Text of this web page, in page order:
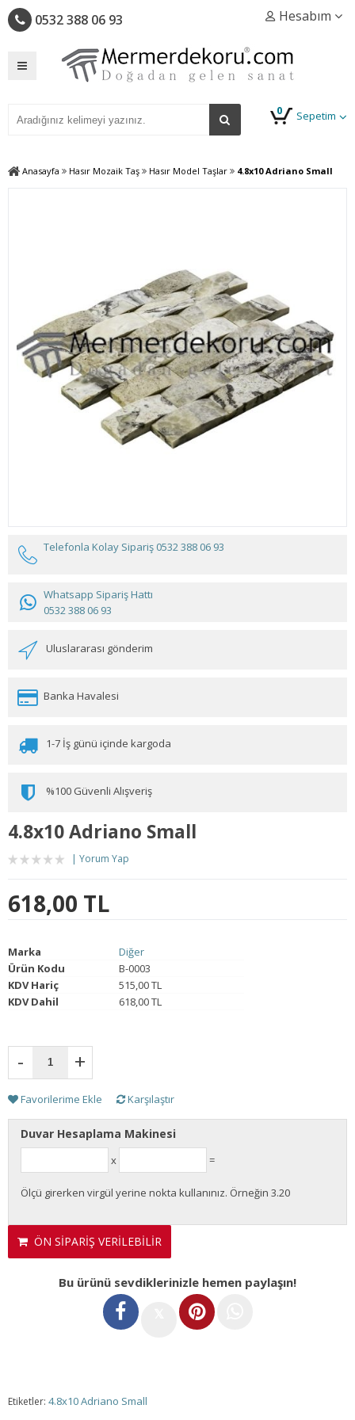
0532 388 06 93 Hesabım
Sepetim
0
Anasayfa Hasır Mozaik Taş Hasır Model Taşlar 4.8x10 Adriano Small
Telefonla Kolay Sipariş 0532 388 06 93
Whatsapp Sipariş Hattı
0532 388 06 93
Uluslararası gönderim
Banka Havalesi
1-7 İş günü içinde kargoda
%100 Güvenli Alışveriş
4.8x10 Adriano Small
Yorum Yap
618,00 TL
Marka
Diğer
Ürün Kodu
B-0003
KDV Hariç
515,00 TL
KDV Dahil
618,00 TL
- +
Favorilerime Ekle Karşılaştır
Duvar Hesaplama Makinesi
x =
Ölçü girerken virgül yerine nokta kullanınız. Örneğin 3.20
ÖN SİPARİŞ VERİLEBİLİR
Bu ürünü sevdiklerinizle hemen paylaşın!
Etiketler: 4.8x10 Adriano Small